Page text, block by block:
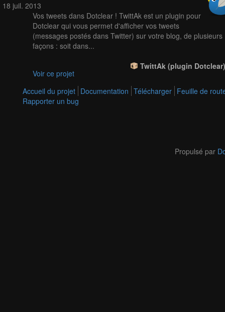
18 juil. 2013
Vos tweets dans Dotclear ! TwittAk est un plugin pour
Dotclear qui vous permet d'afficher vos tweets
(messages postés dans Twitter) sur votre blog, de plusieurs
façons : soit dans...
TwittAk (plugin
Voir ce projet
Accueil du projet Documentation Télécharger Feuille de
Rapporter un bug
Propulsé par